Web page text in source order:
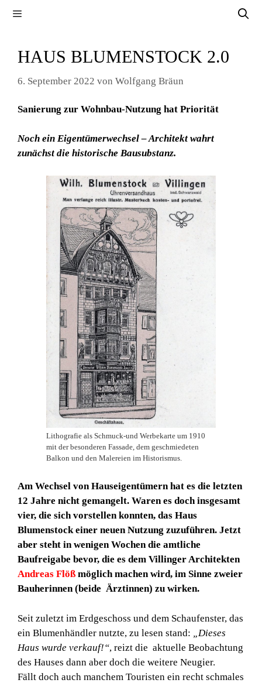
HAUS BLUMENSTOCK 2.0
6. September 2022 von Wolfgang Bräun
Sanierung zur Wohnbau-Nutzung hat Priorität
Noch ein Eigentümerwechsel – Architekt wahrt
zunächst die historische Bausubstanz.
Lithografie als Schmuck-und Werbekarte um 1910
mit der besonderen Fassade, dem geschmiedeten
Balkon und den Malereien im Historismus.
Am Wechsel von Hauseigentümern hat es die letzten
12 Jahre nicht gemangelt. Waren es dochinsgesamt
vier, die sich vorstellen konnten, das Haus
Blumenstock einer neuen Nutzung zuzuführen. Jetzt
aber steht in wenigen Wochen die amtliche
Baufreigabe bevor, die es dem Villinger Architekten
Andreas Flöß möglich machen wird, im Sinne zweier
Bauherinnen (beide Ärztinnen) zu wirken.
Seit zuletzt im Erdgeschoss und dem Schaufenster, das
ein Blumenhändler nutzte, zu lesen stand: „Dieses
Haus wurde verkauf!“, reizt die aktuelle Beobachtung
des Hauses dann aber doch die weitere Neugier.
Fällt doch auch manchem Touristen ein recht schmales